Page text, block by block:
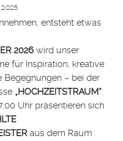
entsteht etwas
2026 wird unser
für Inspiration, kreative
Begegnungen – bei der
„HOCHZEITSTRAUM“
Uhr präsentieren sich
aus dem Raum